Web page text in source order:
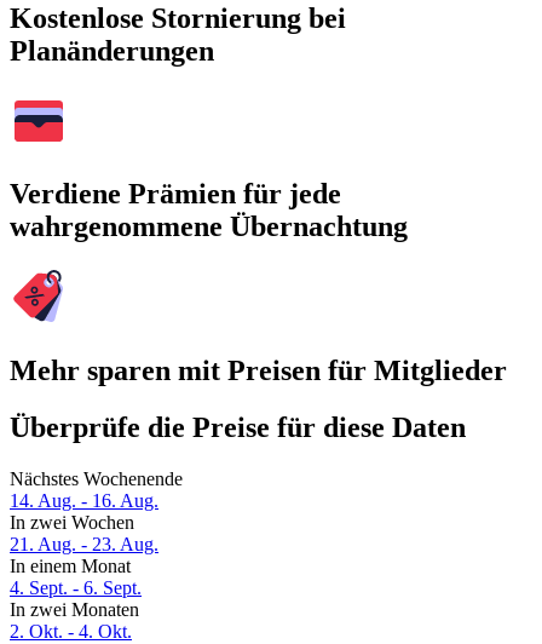
Kostenlose Stornierung bei
Planänderungen
Verdiene Prämien für jede
wahrgenommene Übernachtung
Mehr sparen mit Preisen für Mitglieder
Überprüfe die Preise für diese Daten
Nächstes Wochenende
14. Aug. - 16. Aug.
In zwei Wochen
21. Aug. - 23. Aug.
In einem Monat
4. Sept. - 6. Sept.
In zwei Monaten
2. Okt. - 4. Okt.